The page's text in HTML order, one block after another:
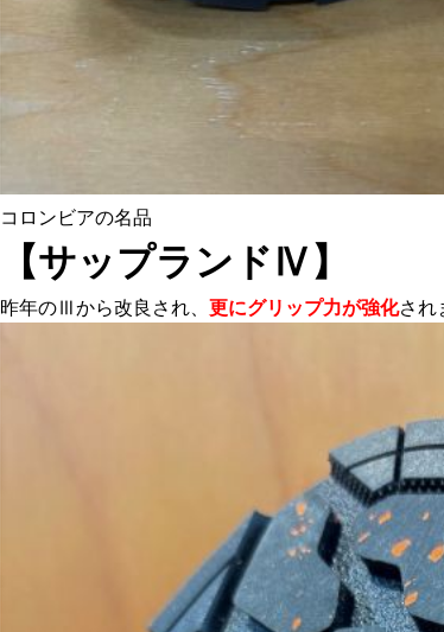
コロンビアの名品
【サップランドⅣ】
昨年のⅢから改良され、 更にグリップ力が強化され